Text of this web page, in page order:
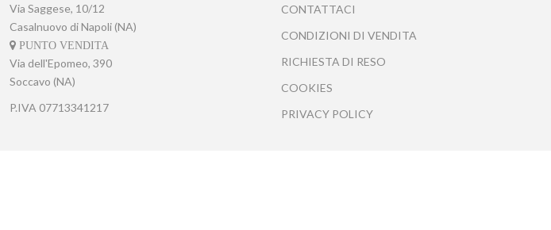
Via Saggese, 10/12
Casalnuovo di Napoli (NA)
PUNTO VENDITA
Via dell'Epomeo, 390
Soccavo (NA)
P.IVA 07713341217
CONTATTACI
CONDIZIONI DI VENDITA
RICHIESTA DI RESO
COOKIES
PRIVACY POLICY